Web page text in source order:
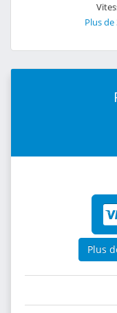
Plus
Plus